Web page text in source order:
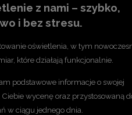
z nami – szybko,
i bez stresu.
oświetlenia, w tym
które działają funkcjonalnie.
podstawowe informacje o swojej
wycenę oraz przystosowaną
w ciągu jednego dnia.